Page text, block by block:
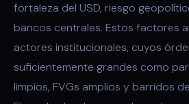
fortaleza del USD, riesgo
bancos centrales. Estos factores
actores institucionales, cuyos
suficientemente grandes como
limpios, FVGs amplios y barridos